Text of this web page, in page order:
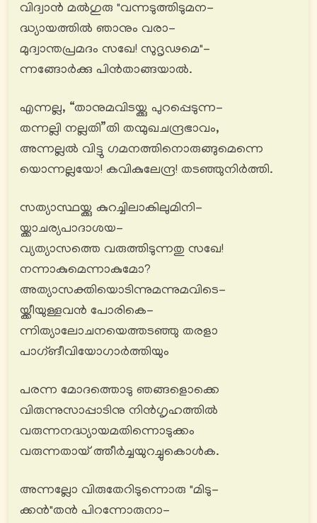
വിദ്വാൻ മൽഗുരു "വന്നടുത്തിടുമന-
ദ്ധ്യായത്തിൽ ഞാനും വരാ-
മുദ്വാന്തപ്രമദം സഖേ! സുദൃഢമെ"-
ന്നങ്ങോര്‍ക്കു പിൻതാങ്ങയാൽ.
എന്നല്ല, “താനുമവിടയ്ക്കു പുറപ്പെടുന്ന-
തന്നല്ലി നല്ലതി”തി തന്മുഖചന്ദ്രഭാവം,
അന്നല്ലൽ വിട്ടു ഗമനത്തിനൊരുങ്ങുമെന്നെ
യൊന്നല്ലയോ! കവികുലേന്ദ്ര! തടഞ്ഞുനിര്‍ത്തി.
സത്യാസ്ഥയ്ക്കു കുറച്ചിലാകിലുമിനി-
യ്ക്കാചര്യപാദാശയ-
വ്യത്യാസത്തെ വരുത്തിടുന്നതു സഖേ!
നന്നാകുമെന്നാകുമോ?
അത്യാസക്തിയൊടിന്നുമന്നുമവിടെ-
യ്ക്കീയുള്ളവൻ പോരികെ-
ന്നിത്യാലോചനയെത്തടഞ്ഞു തരളാ
പാഗ്ങീവിയോഗാര്‍ത്തിയും
പരന്ന മോദത്തൊടു ഞങ്ങളൊക്കെ
വിരുന്നുസാപ്പാടിനു നിൻഗൃഹത്തിൽ
വരുന്നനദ്ധ്യായമതിന്നൊടുക്കം
വരുന്നതായ് ത്തീര്‍ച്ചയുറച്ചുകൊൾക.
അന്നല്ലോ വിരുതേറിടുന്നൊരു "മിടു-
ക്കൻ"തൻ പിറന്നോരുനാ-